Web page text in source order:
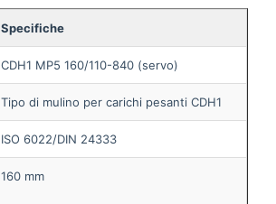
Specifiche
CDH1 MP5 160/110-840 (servo)
Tipo di mulino per carichi pesanti CDH1
ISO 6022/DIN 24333
160 mm